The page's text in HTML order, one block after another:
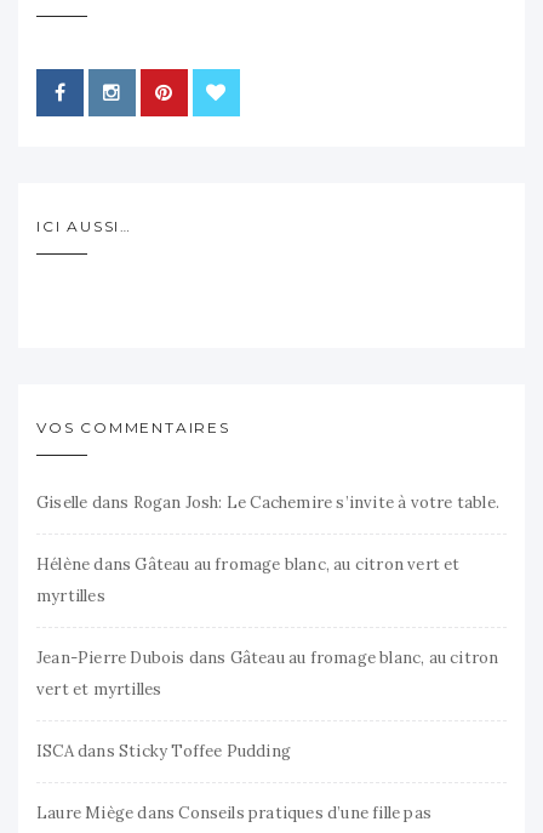
ICI AUSSI…
VOS COMMENTAIRES
Giselle dans Rogan Josh: Le Cachemire s’invite à votre table.
HélènedansGâteau au fromage blanc, au citron vert et
myrtilles
Jean-Pierre Dubois dans Gâteau au fromage blanc, au citron
vert et myrtilles
ISCAdans Sticky Toffee Pudding
Laure MiègedansConseils pratiques d’une fille pas